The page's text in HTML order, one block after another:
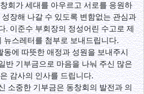
회가 세대를 아우르고 서로를 응원하
장해 나갈 수 있도록 변함없는 관심과
. 이준수 부회장의 정성어린 수고로 제
뉴스레터를 첨부로 보내드립니다.
동에 따뜻한 애정과 성원을 보내주시
반 기부금으로 마음을 나눠 주신 많은
감사의 인사를 드립니다.
소중한 기부금은 동창회의 발전과 의